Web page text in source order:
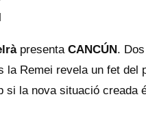
presenta CANCÚN.
la Remei revela un fet
si la nova situació